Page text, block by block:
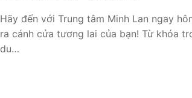
Hãy đến với Trung tâm Minh Lan ngay
ra cánh cửa tương lai của bạn! Từ khóa
du…